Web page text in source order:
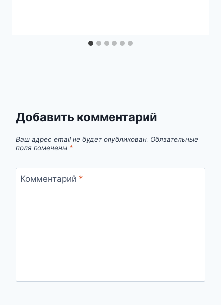
Добавить комментарий
Ваш адрес email не будет опубликован. Обязательные
поля помечены *
Комментарий *